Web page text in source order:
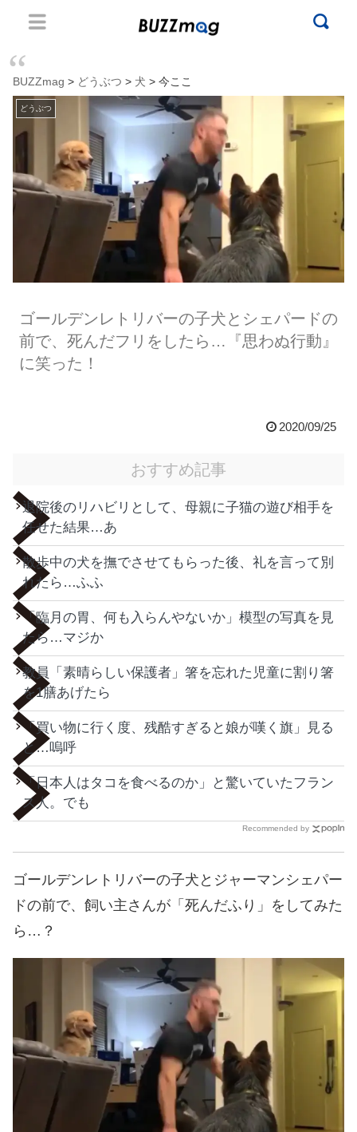
BUZZmag > どうぶつ > 犬 > 今ここ
どうぶつ
ゴールデンレトリバーの子犬とシェパードの
前で、死んだフリをしたら…『思わぬ行動』
に笑った！
2020/09/25
おすすめ記事
退院後のリハビリとして、母親に子猫の遊び相手を
任せた結果…あ
散歩中の犬を撫でさせてもらった後、礼を言って別
れたら…ふふ
「臨月の胃、何も入らんやないか」模型の写真を見
たら…マジか
教員「素晴らしい保護者」箸を忘れた児童に割り箸
を1膳あげたら
「買い物に行く度、残酷すぎると娘が嘆く旗」見る
と…嗚呼
「日本人はタコを食べるのか」と驚いていたフラン
ス人。でも
Recommended by
ゴールデンレトリバーの子犬とジャーマンシェパー
ドの前で、飼い主さんが「死んだふり」をしてみた
ら…？